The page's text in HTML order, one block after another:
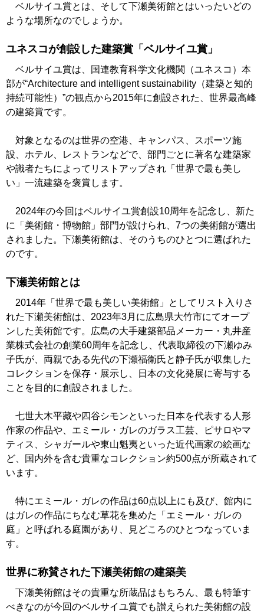
ベルサイユ賞とは、そして下瀬美術館とはいったいどの
ような場所なのでしょうか。
ユネスコが創設した建築賞「ベルサイユ賞」
ベルサイユ賞は、国連教育科学文化機関（ユネスコ）本
部が“Architecture and intelligent sustainability（建築と知的
持続可能性）”の観点から2015年に創設された、世界最高峰
の建築賞です。
対象となるのは世界の空港、キャンパス、スポーツ施
設、ホテル、レストランなどで、部門ごとに著名な建築家
や識者たちによってリストアップされ「世界で最も美し
い」一流建築を褒賞します。
2024年の今回はベルサイユ賞創設10周年を記念し、新た
に「美術館・博物館」部門が設けられ、7つの美術館が選出
されました。下瀬美術館は、そのうちのひとつに選ばれた
のです。
下瀬美術館とは
2014年「世界で最も美しい美術館」としてリスト入りさ
れた下瀬美術館は、2023年3月に広島県大竹市にてオープ
ンした美術館です。広島の大手建築部品メーカー・丸井産
業株式会社の創業60周年を記念し、代表取締役の下瀬ゆみ
子氏が、両親である先代の下瀬福衛氏と静子氏が収集した
コレクションを保存・展示し、日本の文化発展に寄与する
ことを目的に創設されました。
七世大木平藏や四谷シモンといった日本を代表する人形
作家の作品や、エミール・ガレのガラス工芸、ピサロやマ
ティス、シャガールや東山魁夷といった近代画家の絵画な
ど、国内外を含む貴重なコレクション約500点が所蔵されて
います。
特にエミール・ガレの作品は60点以上にも及び、館内に
はガレの作品にちなむ草花を集めた「エミール・ガレの
庭」と呼ばれる庭園があり、見どころのひとつなっていま
す。
世界に称賛された下瀬美術館の建築美
下瀬美術館はその貴重な所蔵品はもちろん、最も特筆す
べきなのが今回のベルサイユ賞でも讃えられた美術館の設